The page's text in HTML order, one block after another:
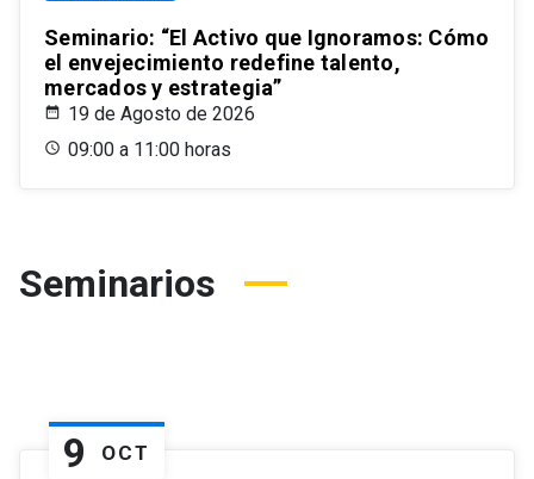
Seminario: “El Activo que Ignoramos: Cómo
el envejecimiento redefine talento,
mercados y estrategia”
19 de Agosto de 2026
09:00 a 11:00 horas
Seminarios
9 OCT